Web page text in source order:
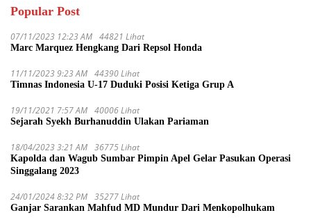
Popular Post
07/11/2023 12:23 AM 44821 Lihat
Marc Marquez Hengkang Dari Repsol Honda
11/11/2023 9:23 AM 44390 Lihat
Timnas Indonesia U-17 Duduki Posisi Ketiga Grup A
19/11/2021 7:57 AM 40006 Lihat
Sejarah Syekh Burhanuddin Ulakan Pariaman
18/04/2023 3:21 AM 36775 Lihat
Kapolda dan Wagub Sumbar Pimpin Apel Gelar Pasukan Operasi
Singgalang 2023
24/01/2024 8:32 PM 35277 Lihat
Ganjar Sarankan Mahfud MD Mundur Dari Menkopolhukam